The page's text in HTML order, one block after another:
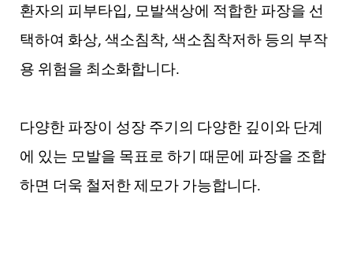
환자의 피부타입, 모발색상에 적합한 파장을 선
택하여 화상, 색소침착, 색소침착저하 등의 부작
용 위험을 최소화합니다.
다양한 파장이 성장 주기의 다양한 깊이와 단계
에 있는 모발을 목표로 하기 때문에 파장을 조합
하면 더욱 철저한 제모가 가능합니다.